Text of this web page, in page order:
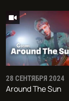
28 СЕНТЯБРЯ 2024
Around The Sun